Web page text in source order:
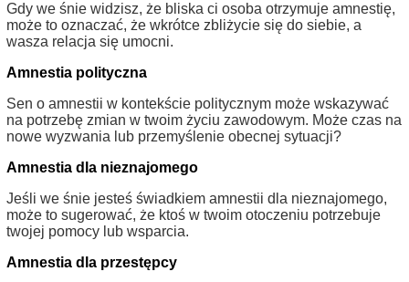
Gdy we śnie widzisz, że bliska ci osoba otrzymuje amnestię,
może to oznaczać, że wkrótce zbliżycie się do siebie, a
wasza relacja się umocni.
Amnestia polityczna
Sen o amnestii w kontekście politycznym może wskazywać
na potrzebę zmian w twoim życiu zawodowym. Może czas na
nowe wyzwania lub przemyślenie obecnej sytuacji?
Amnestia dla nieznajomego
Jeśli we śnie jesteś świadkiem amnestii dla nieznajomego,
może to sugerować, że ktoś w twoim otoczeniu potrzebuje
twojej pomocy lub wsparcia.
Amnestia dla przestępcy